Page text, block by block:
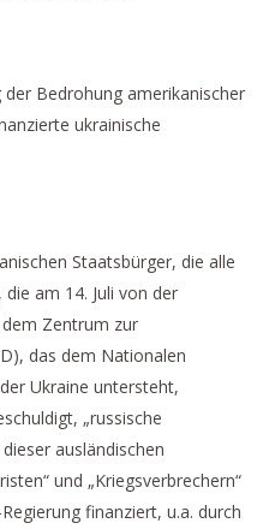
Bedrohung amerikanischer
ukrainische
Staatsbürger, die alle
am 14. Juli von der
Zentrum zur
das dem Nationalen
Ukraine untersteht,
„russische
ausländischen
und „Kriegsverbrechern“
finanziert, u.a. durch